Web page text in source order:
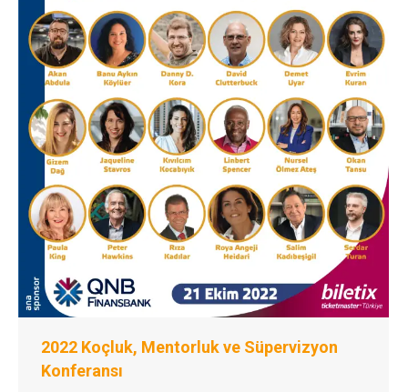
2022 Koçluk, Mentorluk ve Süpervizyon
Konferansı